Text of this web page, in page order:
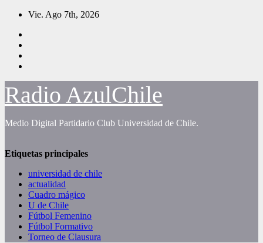
Saltar
contenido
Vie. Ago 7th, 2026
Radio AzulChile
Medio Digital Partidario Club Universidad de Chile.
Etiquetas principales
universidad de chile
actualidad
Cuadro mágico
U de Chile
Fútbol Femenino
Fútbol Formativo
Torneo de Clausura